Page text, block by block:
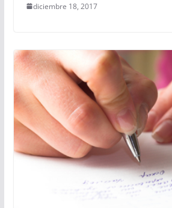
diciembre 18, 2017